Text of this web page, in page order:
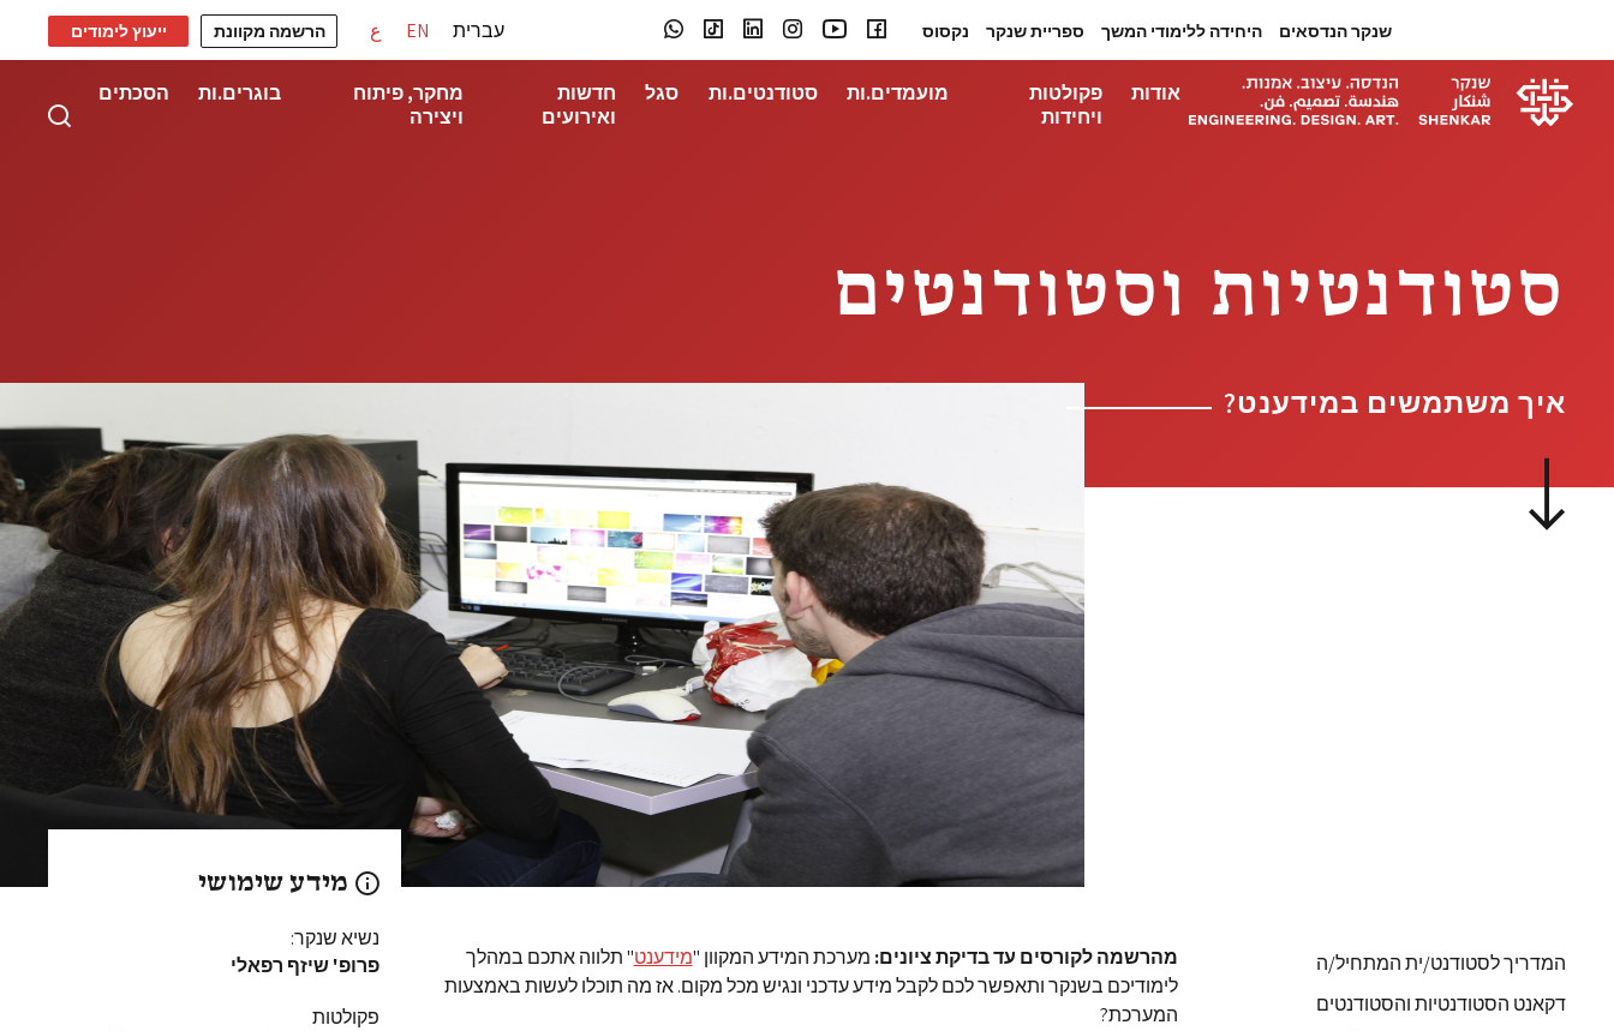
שנקר הנדסאים היחידה ללימודי המשך ספריית שנקר נקסוס עברית EN ع הרשמה מקוונת ייעוץ לימודים
אודות
פקולטות
ויחידות
מועמדים.ות סטודנטים.ות סגל
חדשות
ואירועים
מחקר, פיתוח
ויצירה
בוגרים.ות הסכתים
סטודנטיות וסטודנטים
איך משתמשים במידענט?
המדריך לסטודנט/ית המתחיל/ה
דקאנט הסטודנטיות והסטודנטים
מהרשמה לקורסים עד בדיקת ציונים: מערכת המידע המקוון "מידענט" תלווה אתכם במהלך
לימודיכם בשנקר ותאפשר לכם לקבל מידע עדכני ונגיש מכל מקום. אז מה תוכלו לעשות באמצעות
המערכת?
מידע שימושי
נשיא שנקר:
פרופ' שיזף רפאלי
פקולטות